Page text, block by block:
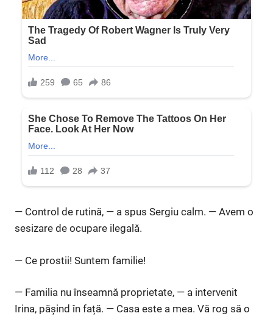
— Control de rutină, — a spus Sergiu calm. — Avem o
sesizare de ocupare ilegală.
— Ce prostii! Suntem familie!
— Familia nu înseamnă proprietate, — a intervenit
Irina, pășind în față. — Casa este a mea. Vă rog să o